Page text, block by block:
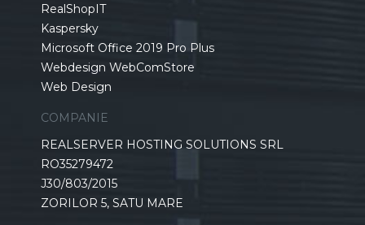
RealShopIT
Kaspersky
Microsoft Office 2019 Pro Plus
Webdesign WebComStore
Web Design
COMPANIE
REALSERVER HOSTING SOLUTIONS SRL
RO35279472
J30/803/2015
ZORILOR 5, SATU MARE